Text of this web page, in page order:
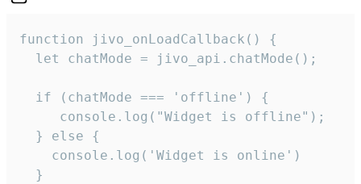
function jivo_onLoadCallback() {
  let chatMode = jivo_api.chatMode();
  if (chatMode === 'offline') {
     console.log("Widget is offline");
  } else {
    console.log('Widget is online')
  }